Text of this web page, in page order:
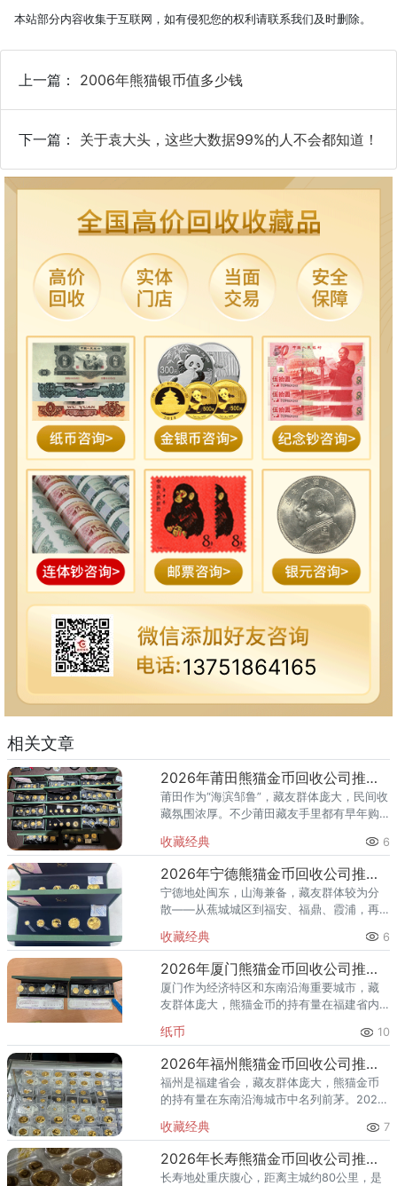
本站部分内容收集于互联网，如有侵犯您的权利请联系我们及时删除。
上一篇： 2006年熊猫银币值多少钱
下一篇： 关于袁大头，这些大数据99%的人不会都知道！
13751864165
相关文章
2026年莆田熊猫金币回收公司推荐 你的金币适合哪种回收方式？
莆田作为“海滨邹鲁”，藏友群体庞大，民间收
藏氛围浓厚。不少莆田藏友手里都有早年购
自收藏市场，还有的是海外带回。到了2026
年想变现时，却发现：
收藏经典 6
2026年宁德熊猫金币回收公司推荐 宁德藏友上门回收全攻略
宁德地处闽东，山海兼备，藏友群体较为分
散——从蕉城城区到福安、福鼎、霞浦，再
想要集中咨询或跑一趟实体店都不太现实。
对于宁德藏友来说，手里的熊猫
收藏经典 6
2026年厦门熊猫金币回收公司推荐 你的金币适合哪种回收方式？
厦门作为经济特区和东南沿海重要城市，藏
友群体庞大，熊猫金币的持有量在福建省内
运行，不少厦门藏友想趁高出手，却面临一
个常见困惑：厦门市面上收
纸币 10
2026年福州熊猫金币回收公司推荐 福州回收熊猫金币的地方
福州是福建省会，藏友群体庞大，熊猫金币
的持有量在东南沿海城市中名列前茅。2026
想趁高出手，却面临一个实际困惑：福州市
面上回收黄金的地方不少，
收藏经典 7
2026年长寿熊猫金币回收公司推荐 长寿哪里回收熊猫金币
长寿地处重庆腹心，距离主城约80公里，是